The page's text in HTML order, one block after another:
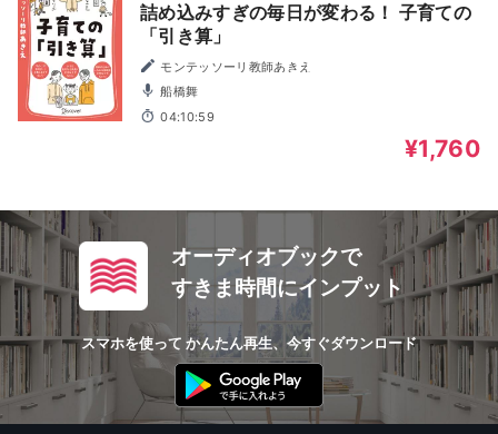
詰め込みすぎの毎日が変わる！ 子育ての
「引き算」
モンテッソーリ教師あきえ
船橋舞
04:10:59
¥1,760
オーディオブックで
すきま時間にインプット
スマホを使って かんたん再生、今すぐダウンロード